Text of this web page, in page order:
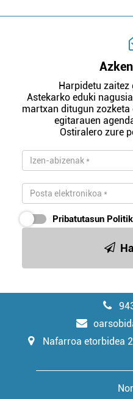
Harpidetu zaitez
Astekarko eduki
martxan ditugun
egitarauen
Ostiralero zure
Pribatutasun
Nafarroa etorbidea